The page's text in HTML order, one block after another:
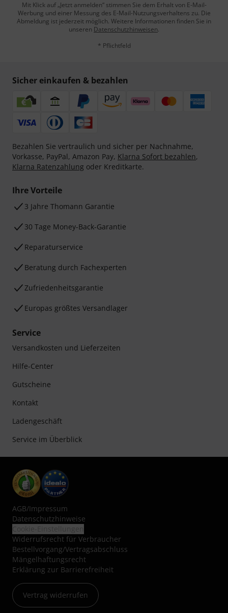
Mit Klick auf „Jetzt anmelden“ stimmen Sie dem Erhalt von E-Mail-
Werbung und einer Messung des E-Mail-Nutzungsverhaltens zu. Die
Abmeldung ist jederzeit möglich. Weitere Informationen finden Sie in
unseren Datenschutzhinweisen.
* Pflichtfeld
Sicher einkaufen & bezahlen
Bezahlen Sie vertraulich und sicher per Nachnahme,
Vorkasse, PayPal, Amazon Pay, Klarna Sofort bezahlen,
Klarna Ratenzahlung oder Kreditkarte.
Ihre Vorteile
3 Jahre Thomann Garantie
30 Tage Money-Back-Garantie
Reparaturservice
Beratung durch Fachexperten
Zufriedenheitsgarantie
Europas größtes Versandlager
Service
Versandkosten und Lieferzeiten
Hilfe-Center
Gutscheine
Kontakt
Ladengeschäft
Service im Überblick
AGB/Impressum
Datenschutzhinweise
Widerrufsrecht für Verbraucher
Bestellvorgang/Vertragsabschluss
Mängelhaftungsrecht
Erklärung zur Barrierefreiheit
Vertrag widerrufen